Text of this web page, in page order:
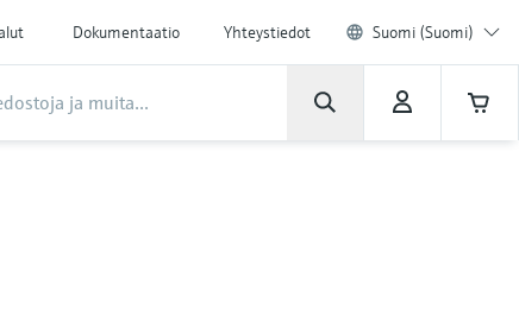
Dokumentaatio Yhteystiedot Suomi (Suomi)